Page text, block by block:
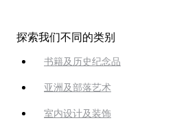
探索我们不同的类别
书籍及历史纪念品
亚洲及部落艺术
室内设计及装饰